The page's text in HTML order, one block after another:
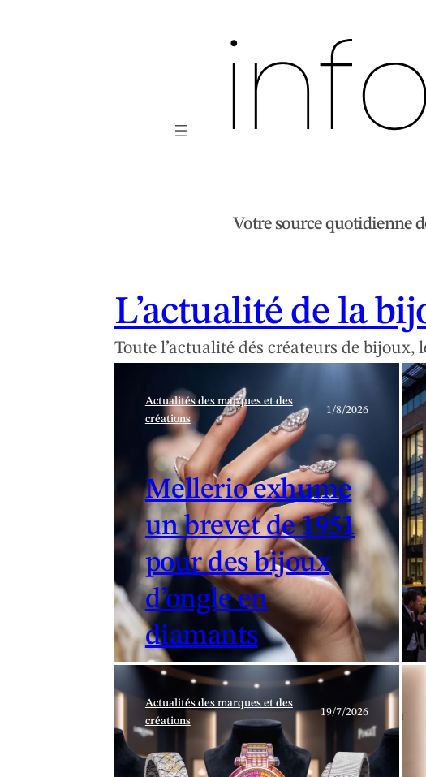
Votre source quotidienne
L’actualité de la
Toute l’actualité dés créateurs de bijoux,
Actualités des marques et des
créations
1/8/2026
Mellerio exhume
un brevet de 1951
pour des bijoux
d’ongle en
diamants
Actualités des marques et des
créations
19/7/2026